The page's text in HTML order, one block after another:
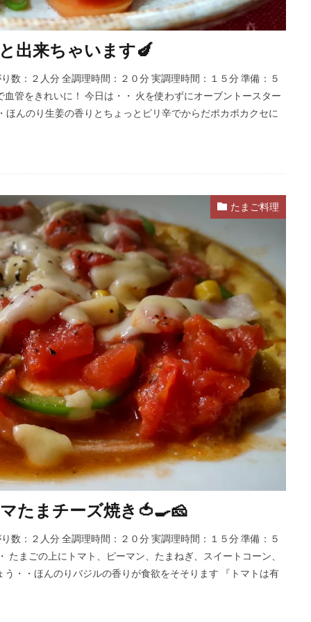
出来ちゃいます🍆
人分 全調理時間：２０分 実調理時間：１５分 準備：５
管をきれいに！ 今日は・・ 火を使わずにオーブントースター
んのり生姜の香りとちょっとピリ辛でからだポカポカクセに
たまご料理
たまチーズ焼き🍅🍳🧀
人分 全調理時間：２０分 実調理時間：１５分 準備：５
まごの上にトマト、ピーマン、たまねぎ、スイートコーン、
・・ほんのりバジルの香りが食欲をそそります 『トマトは有